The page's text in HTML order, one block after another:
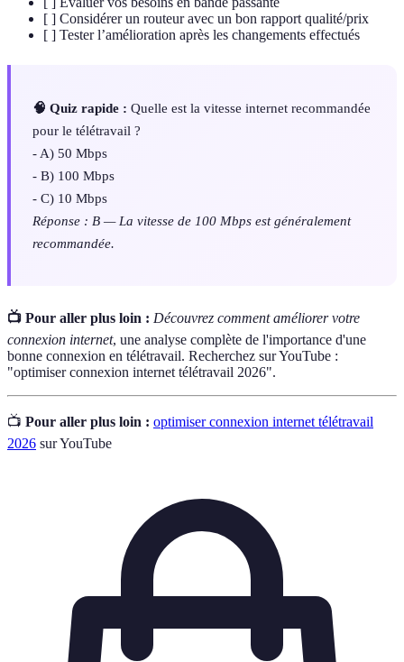
[ ] Considérer un routeur avec un bon rapport qualité/prix
[ ] Tester l’amélioration après les changements effectués
🧠 Quiz rapide : Quelle est la vitesse internet recommandée
pour le télétravail ?
- A) 50 Mbps
- B) 100 Mbps
- C) 10 Mbps
Réponse : B — La vitesse de 100 Mbps est généralement
recommandée.
📺 Pour aller plus loin : Découvrez comment améliorer votre
connexion internet, une analyse complète de l'importance d'une
bonne connexion en télétravail. Recherchez sur YouTube :
"optimiser connexion internet télétravail 2026".
📺 Pour aller plus loin : optimiser connexion internet télétravail
2026 sur YouTube